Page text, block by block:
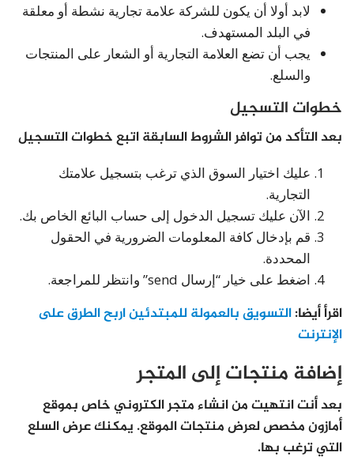
لابد أولا أن يكون للشركة علامة تجارية نشطة أو معلقة
في البلد المستهدف.
يجب أن تضع العلامة التجارية أو الشعار على المنتجات
والسلع.
خطوات التسجيل
بعد التأكد من توافر الشروط السابقة اتبع خطوات التسجيل
عليك اختيار السوق الذي ترغب بتسجيل علامتك
التجارية.
الآن عليك تسجيل الدخول إلى حساب البائع الخاص بك.
قم بإدخال كافة المعلومات الضرورية في الحقول
المحددة.
اضغط على خيار “إرسال send” وانتظر للمراجعة.
اقرأ أيضا:التسويق بالعمولة للمبتدئين اربح الطرق على
الإنترنت
إضافة منتجات إلى المتجر
بعد أنت انتهيت من انشاء متجر الكتروني خاص بموقع
أمازون مخصص لعرض منتجات الموقع. يمكنك عرض السلع
التي ترغب بها.